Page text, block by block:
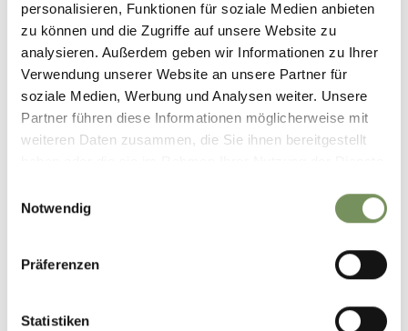
personalisieren, Funktionen für soziale Medien anbieten
zu können und die Zugriffe auf unsere Website zu
analysieren. Außerdem geben wir Informationen zu Ihrer
Verwendung unserer Website an unsere Partner für
soziale Medien, Werbung und Analysen weiter. Unsere
Partner führen diese Informationen möglicherweise mit
weiteren Daten zusammen, die Sie ihnen bereitgestellt
Notwendig
Präferenzen
Statistiken
Sommerführungen Schloss Kastelbell:01.07.2025
- 07.09.2025
Mo Di Mi Do Fr Sa
So
10:00 - 10:50
11:00 - 11:50
14:00 - 14:50
Schlossweg 1